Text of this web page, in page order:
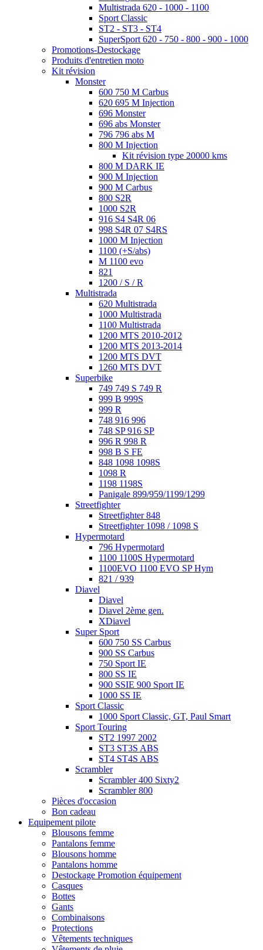
Multistrada 620 - 1000 - 1100
Sport Classic
ST2 - ST3 - ST4
SuperSport 620 - 750 - 800 - 900 - 1000
Promotions-Destockage
Produits d'entretien moto
Kit révision
Monster
600 750 M Carbus
620 695 M Injection
696 Monster
696 abs Monster
796 796 abs M
800 M Injection
Kit révision type 20000 kms
800 M DARK IE
900 M Injection
900 M Carbus
800 S2R
1000 S2R
916 S4 S4R 06
998 S4R 07 S4RS
1000 M Injection
1100 (+S/abs)
M 1100 evo
821
1200 / S / R
Multistrada
620 Multistrada
1000 Multistrada
1100 Multistrada
1200 MTS 2010-2012
1200 MTS 2013-2014
1200 MTS DVT
1260 MTS DVT
Superbike
749 749 S 749 R
999 B 999S
999 R
748 916 996
748 SP 916 SP
996 R 998 R
998 B S FE
848 1098 1098S
1098 R
1198 1198S
Panigale 899/959/1199/1299
Streetfighter
Streetfighter 848
Streetfighter 1098 / 1098 S
Hypermotard
796 Hypermotard
1100 1100S Hypermotard
1100EVO 1100 EVO SP Hym
821 / 939
Diavel
Diavel
Diavel 2ème gen.
XDiavel
Super Sport
600 750 SS Carbus
900 SS Carbus
750 Sport IE
800 SS IE
900 SSIE 900 Sport IE
1000 SS IE
Sport Classic
1000 Sport Classic, GT, Paul Smart
Sport Touring
ST2 1997 2002
ST3 ST3S ABS
ST4 ST4S ABS
Scrambler
Scrambler 400 Sixty2
Scrambler 800
Pièces d'occasion
Bon cadeau
Equipement pilote
Blousons femme
Pantalons femme
Blousons homme
Pantalons homme
Destockage Promotion équipement
Casques
Bottes
Gants
Combinaisons
Protections
Vêtements techniques